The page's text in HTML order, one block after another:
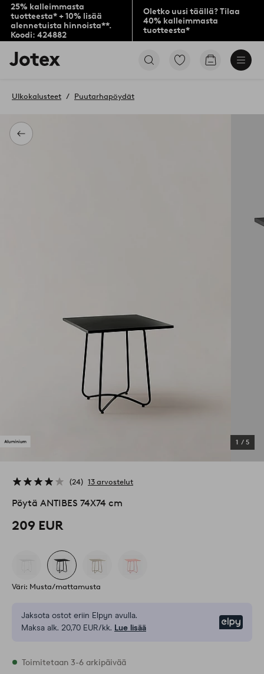
25% kalleimmasta
tuotteesta* + 10% lisää
alennetuista hinnoista**.
Koodi: 424882
Oletko uusi täällä? Tilaa
40% kalleimmasta
tuotteesta*
Jotex-
logo
aloitussivulle
Siirry
Siirry
Takaisin
Ulkokalusteet Puutarhapöydät
1 / 5
24 13 arvostelut
Pöytä ANTIBES 74X74 cm
209 EUR
Väri: Musta/mattamusta
Jaksota ostot eriin Elpyn avulla.
Maksa alk. 20,70 EUR/kk. Lue lisää
Varastossa
Toimitetaan 3-6 arkipäivää